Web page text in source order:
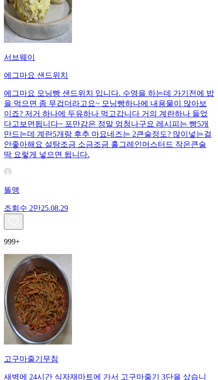
서브웨이
에그마요 샌드위치
에그마요 모닝빵 샌드위치 입니다. 수영을 하는데 가기전에 밥
을 먹으면 좀 무겁더라고요~ 모닝빵하나에 내용물이 많아보
이죠? 저거 하나에 두유하나 먹고갑니다 거의 계란하나 들었
다고보면됩니다~ 포만감은 정말 엄청나구요 레시피는 빵5개
만드는데 계란5개랑 후추 마요네즈는 2큰술정도? 많이넣는걸
안좋아해요 설탕조금 소금조금 홀그레인머스터드 작은큰술
딱 요렇게 넣으면 됩니다.
똘맹
조회수 2만25.08.29
999+
고구마줄기무침
새벽에 24시간 식자재마트에 가서 고구마줄기 3단을 샀습니